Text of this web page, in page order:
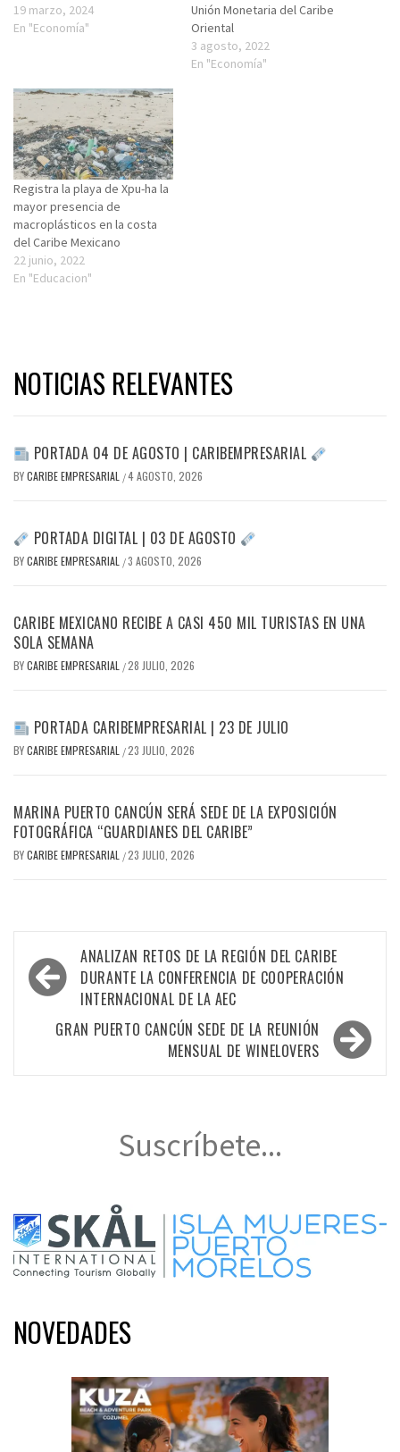
19 marzo, 2024
En "Economía"
Unión Monetaria del Caribe
Oriental
3 agosto, 2022
En "Economía"
Registra la playa de Xpu-ha la
mayor presencia de
macroplásticos en la costa
del Caribe Mexicano
22 junio, 2022
En "Educacion"
NOTICIAS RELEVANTES
PORTADA 04 DE AGOSTO | CARIBEMPRESARIAL
BYCARIBE EMPRESARIAL /4 AGOSTO, 2026
PORTADA DIGITAL | 03 DE AGOSTO
BYCARIBE EMPRESARIAL /3 AGOSTO, 2026
CARIBE MEXICANO RECIBE A CASI 450 MIL TURISTAS EN UNA
SOLA SEMANA
BYCARIBE EMPRESARIAL /28 JULIO, 2026
PORTADA CARIBEMPRESARIAL | 23 DE JULIO
BYCARIBE EMPRESARIAL /23 JULIO, 2026
MARINA PUERTO CANCÚN SERÁ SEDE DE LA EXPOSICIÓN
FOTOGRÁFICA “GUARDIANES DEL CARIBE”
BYCARIBE EMPRESARIAL /23 JULIO, 2026
Navegación
de
entradas
ANALIZAN RETOS DE LA REGIÓN DEL CARIBE
DURANTE LA CONFERENCIA DE COOPERACIÓN
INTERNACIONAL DE LA AEC
GRAN PUERTO CANCÚN SEDE DE LA REUNIÓN
MENSUAL DE WINELOVERS
Suscríbete...
NOVEDADES